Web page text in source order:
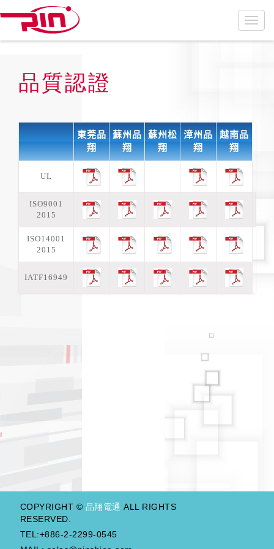
品質認證
東莞品
翔
蘇州品
翔
蘇州松
翔
漳州品
翔
越南品
翔
UL
ISO9001
2015
ISO14001
2015
IATF16949
COPYRIGHT © 品翔電通 ALL RIGHTS
RESERVED.
TEL:+886-2-2299-0545